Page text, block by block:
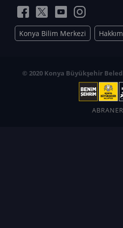
Konya Bilim Merkezi
© 2020 Konya Büyükşehir